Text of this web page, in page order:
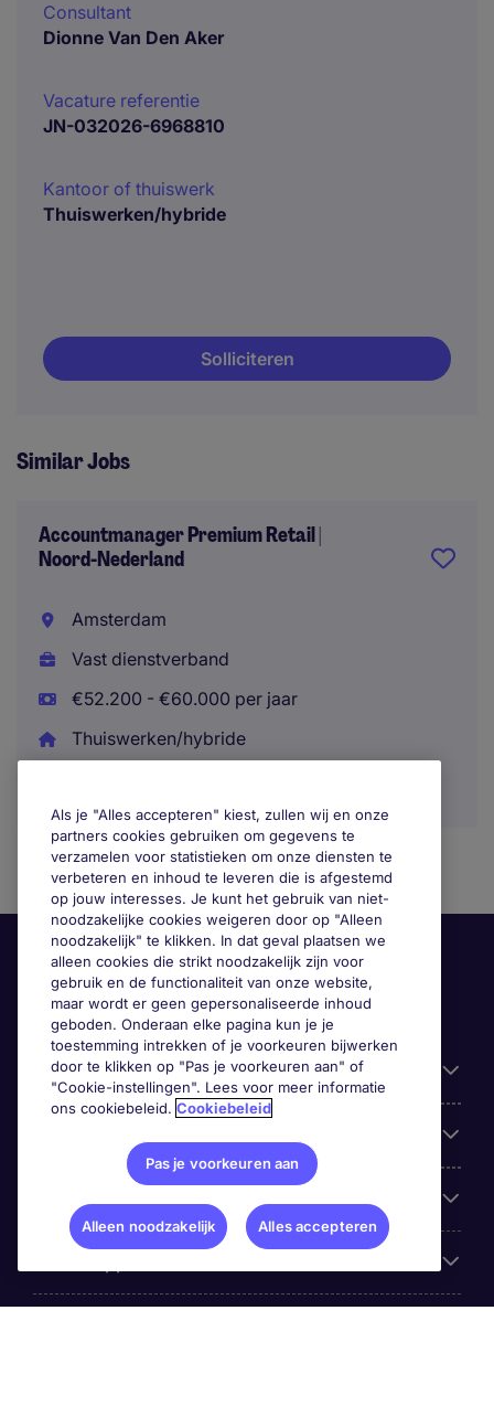
Consultant
Dionne Van Den Aker
Vacature referentie
JN-032026-6968810
Kantoor of thuiswerk
Thuiswerken/hybride
Solliciteren
Similar Jobs
Accountmanager Premium Retail |
Noord-Nederland
Amsterdam
Vast dienstverband
€52.200 - €60.000 per jaar
Thuiswerken/hybride
Handige informatie
Google Rating
Als je "Alles accepteren" kiest, zullen wij en onze
partners cookies gebruiken om gegevens te
verzamelen voor statistieken om onze diensten te
verbeteren en inhoud te leveren die is afgestemd
op jouw interesses. Je kunt het gebruik van niet-
noodzakelijke cookies weigeren door op "Alleen
noodzakelijk" te klikken. In dat geval plaatsen we
alleen cookies die strikt noodzakelijk zijn voor
gebruik en de functionaliteit van onze website,
maar wordt er geen gepersonaliseerde inhoud
geboden. Onderaan elke pagina kun je je
toestemming intrekken of je voorkeuren bijwerken
door te klikken op "Pas je voorkeuren aan" of
"Cookie-instellingen". Lees voor meer informatie
ons cookiebeleid. Cookiebeleid
Pas je voorkeuren aan
Alleen noodzakelijk Alles accepteren